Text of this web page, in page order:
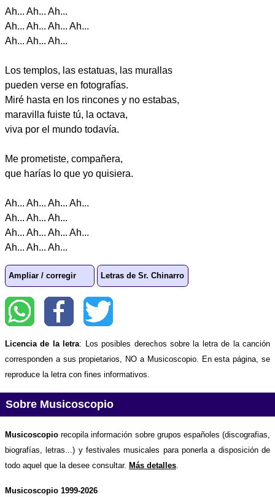
Ah... Ah... Ah...
Ah... Ah... Ah... Ah...
Ah... Ah... Ah...
Los templos, las estatuas, las murallas
pueden verse en fotografías.
Miré hasta en los rincones y no estabas,
maravilla fuiste tú, la octava,
viva por el mundo todavía.
Me prometiste, compañera,
que harías lo que yo quisiera.
Ah... Ah... Ah... Ah...
Ah... Ah... Ah...
Ah... Ah... Ah... Ah...
Ah... Ah... Ah...
Ampliar / corregir Letras de Sr. Chinarro
Licencia de la letra: Los posibles derechos sobre la letra de la canción
corresponden a sus propietarios, NO a Musicoscopio. En esta página, se
reproduce la letra con fines informativos.
Sobre Musicoscopio
Musicoscopio recopila información sobre grupos españoles (discografias,
biografías, letras...) y festivales musicales para ponerla a disposición de
todo aquel que la desee consultar. Más detalles
Musicoscopio 1999-2026